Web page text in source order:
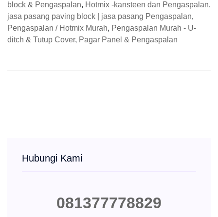
block & Pengaspalan, Hotmix -kansteen dan Pengaspalan,
jasa pasang paving block | jasa pasang Pengaspalan,
Pengaspalan / Hotmix Murah, Pengaspalan Murah - U-
ditch & Tutup Cover, Pagar Panel & Pengaspalan
Hubungi Kami
081377778829